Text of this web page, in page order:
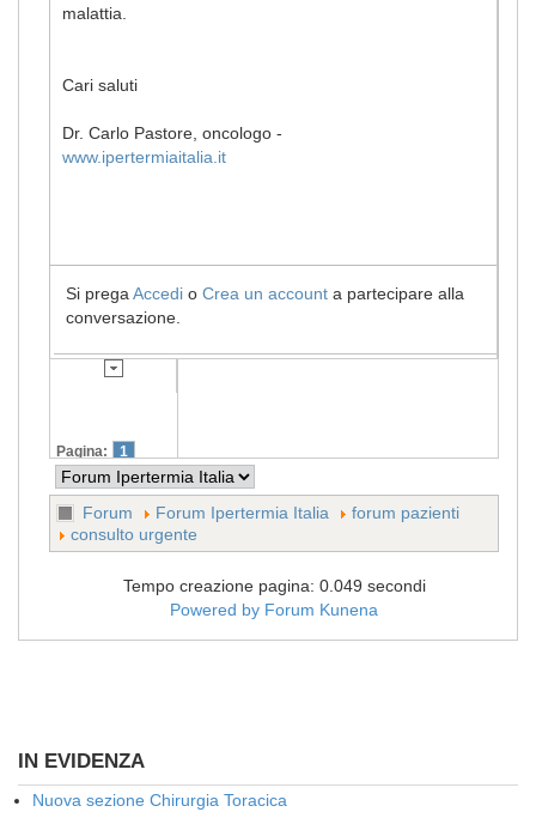
malattia.
Cari saluti
Dr. Carlo Pastore, oncologo -
www.ipertermiaitalia.it
Si prega Accedi o Crea un account a partecipare alla
conversazione.
Pagina: 1
Forum Forum Ipertermia Italia
forum pazienti
consulto urgente
Tempo creazione pagina: 0.049 secondi
Powered by Forum Kunena
IN EVIDENZA
Nuova sezione Chirurgia Toracica